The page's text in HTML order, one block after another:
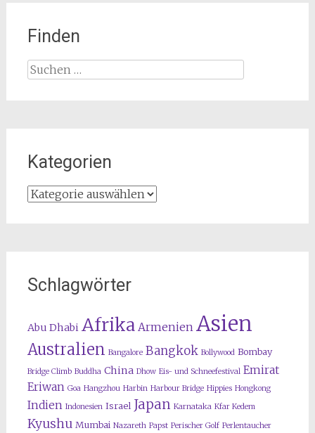
Finden
Suchen
Kategorien
Kategorien
Schlagwörter
Abu Dhabi Afrika Armenien Asien
Australien Bangalore Bangkok Bollywood Bombay
Bridge Climb Buddha China Dhow Eis- und Schneefestival Emirat
Eriwan Goa Hangzhou Harbin Harbour Bridge Hippies Hongkong
Indien Indonesien Israel Japan Karnataka Kfar Kedem
Kyushu Mumbai Nazareth Papst Perischer Golf Perlentaucher